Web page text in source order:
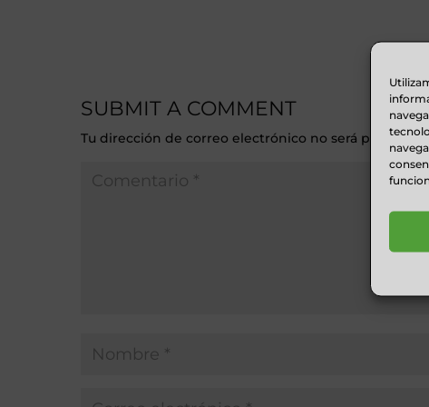
SUBMIT A COMMENT
Tu dirección de correo electrónico no será publicada.